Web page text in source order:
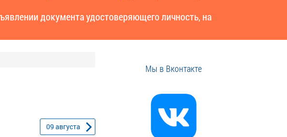
документа удостоверяющего личность, на
09 августа
Мы в Вконтакте